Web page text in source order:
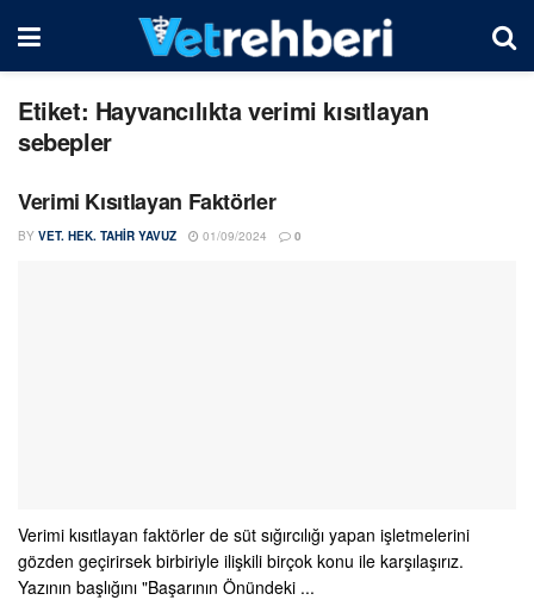
Etiket: Hayvancılıkta verimi kısıtlayan
sebepler
Verimi Kısıtlayan Faktörler
BY VET. HEK. TAHIR YAVUZ 01/09/2024 0
Verimi kısıtlayan faktörler de süt sığırcılığı yapan işletmelerini
gözden geçirirsek birbiriyle ilişkili birçok konu ile karşılaşırız.
Yazının başlığını "Başarının Önündeki ...